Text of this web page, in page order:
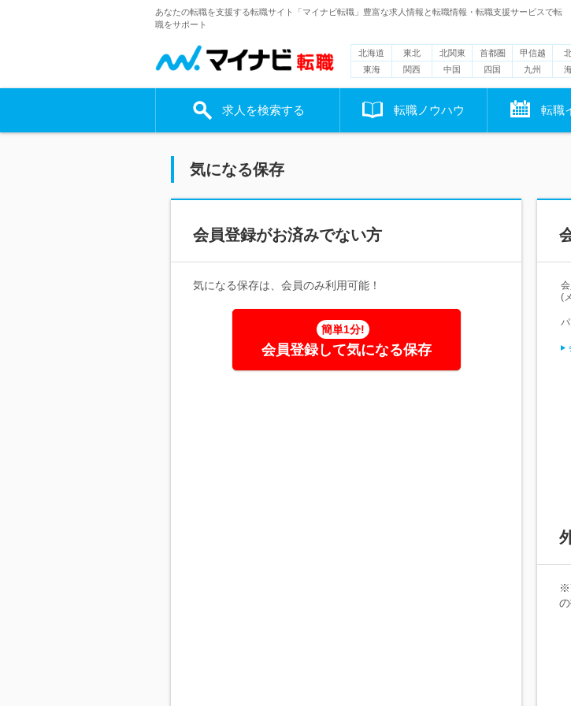
あなたの転職を支援する転職サイト「マイナビ転職」豊富な求人情報と転職情報・転職支援サービスで転
職をサポート
北海道 東北 北関東 首都圏 甲信越
東海
関西 中国 四国 九州
求人を検索する 転職ノウハウ 転職
気になる保存
会員登録がお済みでない方
気になる保存は、会員のみ利用可能！
簡単1分!
会員登録して気になる保存
(